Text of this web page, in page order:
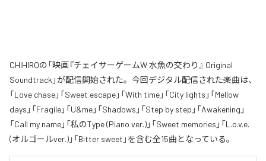
CHIHIROの「映画『チェイサーゲームW 水魚の交わり』 Original
Soundtrack」が配信開始された。今回デジタル配信された楽曲は、
「Love chase」「Sweet escape」「With time」「City lights」「Mellow
days」「Fragile」「U&me」「Shadows」「Step by step」「Awakening」
「Call my name」「私のType (Piano ver.)」「Sweet memories」「L.o.v.e.
(オルゴールver.)」「Bitter sweet」を含む全15曲となっている。